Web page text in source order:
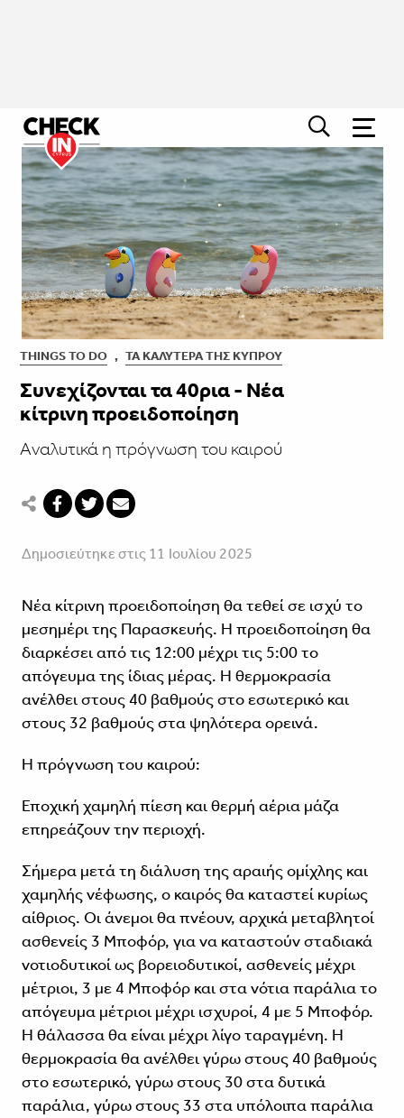
THINGS TO DO , ΤΑ ΚΑΛΎΤΕΡΑ ΤΗΣ ΚΎΠΡΟΥ
Συνεχίζονται τα 40ρια - Νέα
κίτρινη προειδοποίηση
Aναλυτικά η πρόγνωση του καιρού
Δημοσιεύτηκε στις 11 Ιουλίου 2025
Νέα κίτρινη προειδοποίηση θα τεθεί σε ισχύ το
μεσημέρι της Παρασκευής. Η προειδοποίηση θα
διαρκέσει από τις 12:00 μέχρι τις 5:00 το
απόγευμα της ίδιας μέρας. Η θερμοκρασία
ανέλθει στους 40 βαθμούς στο εσωτερικό και
στους 32 βαθμούς στα ψηλότερα ορεινά.
Η πρόγνωση του καιρού:
Εποχική χαμηλή πίεση και θερμή αέρια μάζα
επηρεάζουν την περιοχή.
Σήμερα μετά τη διάλυση της αραιής ομίχλης και
χαμηλής νέφωσης, ο καιρός θα καταστεί κυρίως
αίθριος. Οι άνεμοι θα πνέουν, αρχικά μεταβλητοί
ασθενείς 3 Μποφόρ, για να καταστούν σταδιακά
νοτιοδυτικοί ως βορειοδυτικοί, ασθενείς μέχρι
μέτριοι, 3 με 4 Μποφόρ και στα νότια παράλια το
απόγευμα μέτριοι μέχρι ισχυροί, 4 με 5 Μποφόρ.
Η θάλασσα θα είναι μέχρι λίγο ταραγμένη. Η
θερμοκρασία θα ανέλθει γύρω στους 40 βαθμούς
στο εσωτερικό, γύρω στους 30 στα δυτικά
παράλια, γύρω στους 33 στα υπόλοιπα παράλια